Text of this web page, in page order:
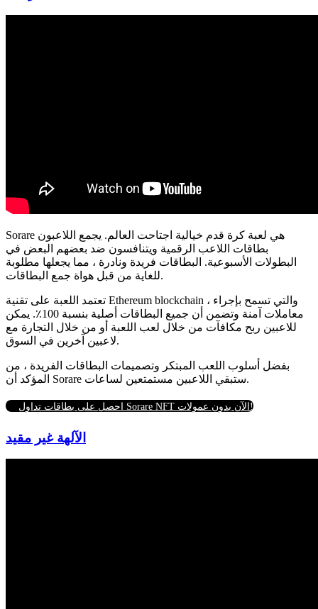
Sorare هي لعبة كرة قدم خيالية اجتاحت العالم. يجمع اللاعبون
بطاقات اللاعب الرقمية ويتنافسون ضد بعضهم البعض في
البطولات الأسبوعية. البطاقات فريدة ونادرة ، مما يجعلها مطلوبة
للغاية من قبل هواة جمع البطاقات.
تعتمد اللعبة على تقنية Ethereum blockchain ، والتي تسمح بإجراء
معاملات آمنة وتضمن أن جميع البطاقات أصلية بنسبة 100٪.
يمكن
للاعبين ربح مكافآت من خلال لعب اللعبة أو من خلال التجارة مع
لاعبين آخرين في السوق.
بفضل أسلوب اللعب المبتكر وتصميمات البطاقات الفريدة ، من
المؤكد أن Sorare ستبقي اللاعبين مستمتعين لساعات.
احصل على بطاقات تداول Sorare NFT الآن بدون عمولات!
الآلهة غير مقيد